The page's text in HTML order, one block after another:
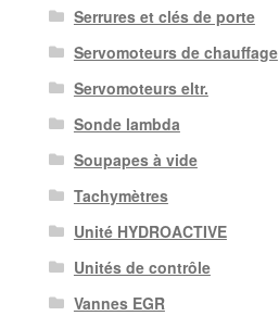
Serrures et clés de porte
Servomoteurs de chauffage
Servomoteurs eltr.
Sonde lambda
Soupapes à vide
Tachymètres
Unité HYDROACTIVE
Unités de contrôle
Vannes EGR